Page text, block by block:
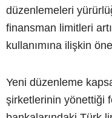
düzenlemeleri
finansman limitleri
kullanımına ilişkin
Yeni düzenleme
şirketlerinin yönettiği